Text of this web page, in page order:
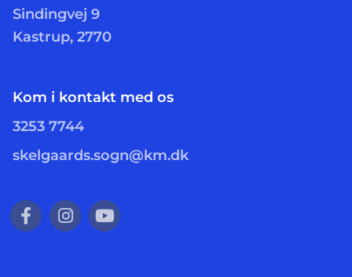
Sindingvej 9
Kastrup, 2770
Kom i kontakt med os
3253 7744
skelgaards.sogn@km.dk